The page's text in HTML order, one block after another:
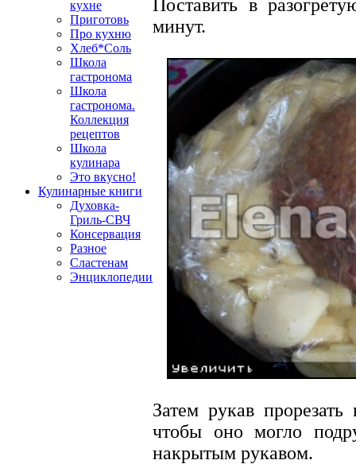
кухне
Приготовь
Про кухню
Хлеб*Соль
Школа
гастронома
Школа
гастронома.
Коллекция
рецептов
Школа
кулинара
Это вкусно!
Кулинарные книги
Духовка-
Гриль-СВЧ
Консервация
Разное
Сластенам
Энциклопедии
Поставить в
минут.
Затем рукав
чтобы оно могло
накрытым рукавом.